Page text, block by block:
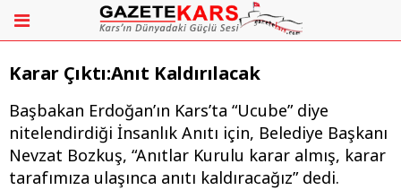
Karar Çıktı:Anıt Kaldırılacak
Başbakan Erdoğan’ın Kars’ta “Ucube” diye
nitelendirdiği İnsanlık Anıtı için, Belediye Başkanı
Nevzat Bozkuş, “Anıtlar Kurulu karar almış, karar
tarafımıza ulaşınca anıtı kaldıracağız” dedi.